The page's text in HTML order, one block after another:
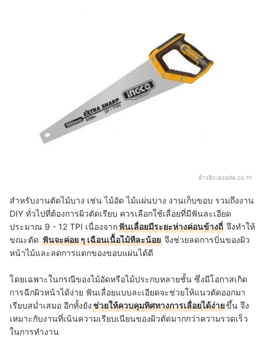
อ้างอิง:lazada.co.th
สำหรับงานตัดไม้บาง เช่น ไม้อัด ไม้แผ่นบาง งานเก็บขอบ รวมถึงงาน
DIY ทั่วไปที่ต้องการผิวตัดเรียบ ควรเลือกใช้เลื่อยที่มีฟันละเอียด
ประมาณ 9 - 12 TPI เนื่องจากฟันเลื่อยมีระยะห่างค่อนข้างถี่ จึงทำให้
ขณะตัด ฟันจะค่อย ๆ เฉือนเนื้อไม้ทีละน้อย จึงช่วยลดการบิ่นของผิว
หน้าไม้และลดการแตกของขอบแผ่นได้ดี
โดยเฉพาะในกรณีของไม้อัดหรือไม้ประกบหลายชั้น ซึ่งมีโอกาสเกิด
การฉีกผิวหน้าได้ง่าย ฟันเลื่อยแบบละเอียดจะช่วยให้แนวตัดออกมา
เรียบสม่ำเสมอ อีกทั้งยังช่วยให้ควบคุมทิศทางการเลื่อยได้ง่ายขึ้น จึง
เหมาะกับงานที่เน้นความเรียบเนียนของผิวตัดมากกว่าความรวดเร็ว
ในการทำงาน